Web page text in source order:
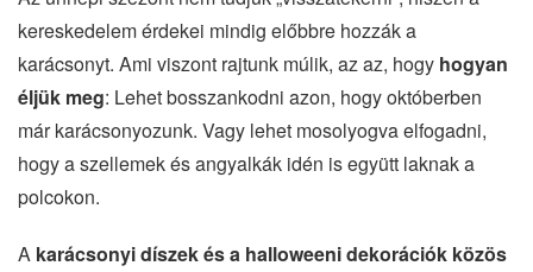
kereskedelem érdekei mindig előbbre hozzák a
karácsonyt. Ami viszont rajtunk múlik, az az, hogy hogyan
éljük meg: Lehet bosszankodni azon, hogy októberben
már karácsonyozunk. Vagy lehet mosolyogva elfogadni,
hogy a szellemek és angyalkák idén is együtt laknak a
polcokon.
A karácsonyi díszek és a halloweeni dekorációk közös